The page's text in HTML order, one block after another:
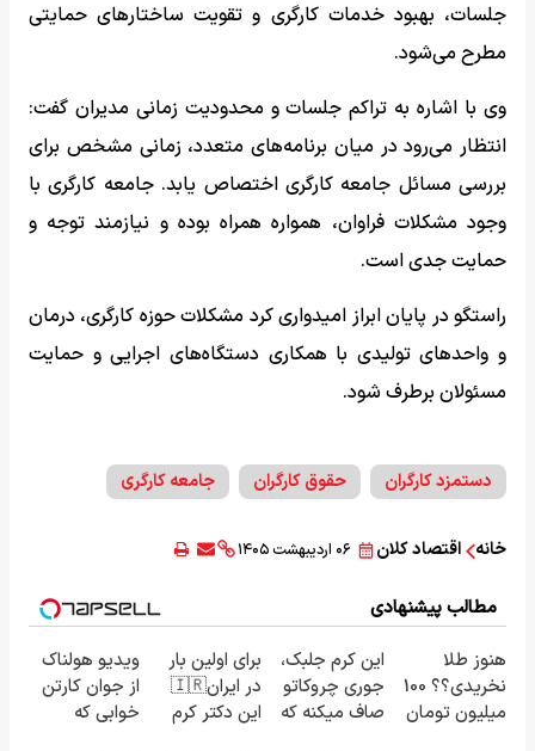
جلسات، بهبود خدمات کارگری و تقویت ساختارهای حمایتی
مطرح می‌شود.
وی با اشاره به تراکم جلسات و محدودیت زمانی مدیران گفت:
انتظار می‌رود در میان برنامه‌های متعدد، زمانی مشخص برای
بررسی مسائل جامعه کارگری اختصاص یابد. جامعه کارگری با
وجود مشکلات فراوان، همواره همراه بوده و نیازمند توجه و
حمایت جدی است.
راستگو در پایان ابراز امیدواری کرد مشکلات حوزه کارگری، درمان
و واحدهای تولیدی با همکاری دستگاه‌های اجرایی و حمایت
مسئولان برطرف شود.
دستمزد کارگران حقوق کارگران جامعه کارگری
خانه اقتصاد کلان ۰۶ اردیبهشت ۱۴۰۵
مطالب پیشنهادی
هنوز طلا
نخریدی؟؟ 100
میلیون تومان
این کرم جلبک،
جوری چروکاتو
صاف میکنه که
برای اولین بار
در ایران🇮🇷
این دکتر کرم
ویدیو هولناک
از جوان کارتن
خوابی که